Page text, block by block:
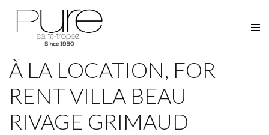
À LA LOCATION, FOR
RENT VILLA BEAU
RIVAGE GRIMAUD